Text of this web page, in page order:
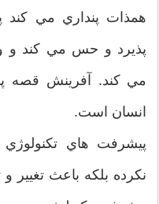
همذات پنداري مي
پذيرد و حس مي کند و
مي کند. آفرينش قصه
انسان است.
پيشرفت هاي
نکرده بلکه باعث تغيير